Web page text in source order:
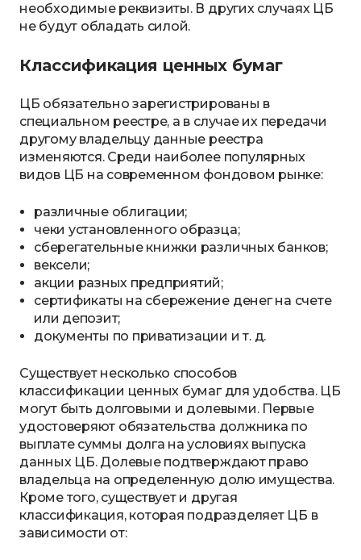
необходимые реквизиты. В других случаях ЦБ
не будут обладать силой.
Классификация ценных бумаг
ЦБ обязательно зарегистрированы в
специальном реестре, а в случае их передачи
другому владельцу данные реестра
изменяются. Среди наиболее популярных
видов ЦБ на современном фондовом рынке:
различные облигации;
чеки установленного образца;
сберегательные книжки различных банков;
вексели;
акции разных предприятий;
сертификаты на сбережение денег на счете
или депозит;
документы по приватизации и т. д.
Существует несколько способов
классификации ценных бумаг для удобства. ЦБ
могут быть долговыми и долевыми. Первые
удостоверяют обязательства должника по
выплате суммы долга на условиях выпуска
данных ЦБ. Долевые подтверждают право
владельца на определенную долю имущества.
Кроме того, существует и другая
классификация, которая подразделяет ЦБ в
зависимости от: